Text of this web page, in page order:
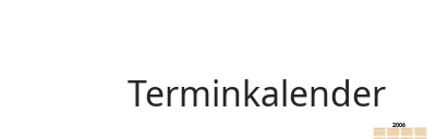
Terminkalender